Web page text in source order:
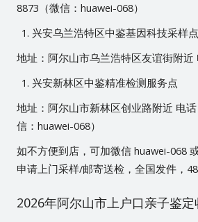
8873（微信：huawei-068）
兴安乌兰浩特区中鉴基因科技采样点
地址：阿尔山市乌兰浩特区友谊街附近
兴安新林区中鉴精准检测服务点
地址：阿尔山市新林区创业路附近 电
信：huawei-068）
如不方便到店，可加微信 huawei-068
申请上门采样/邮寄送检，全国发件，48
2026年阿尔山市上户口亲子鉴定